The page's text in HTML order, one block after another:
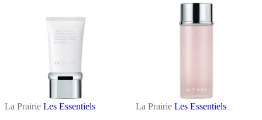
La Prairie Les Essentiels
La Prairie Les Essentiels